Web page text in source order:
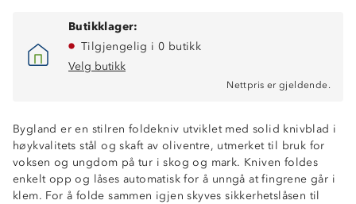
Butikklager:
Tilgjengelig i 0 butikk
Velg butikk
Nettpris er gjeldende.
Bygland er en stilren foldekniv utviklet med solid knivblad i
høykvalitets stål og skaft av oliventre, utmerket til bruk for
voksen og ungdom på tur i skog og mark. Kniven foldes
enkelt opp og låses automatisk for å unngå at fingrene går i
klem. For å folde sammen igjen skyves sikkerhetslåsen til